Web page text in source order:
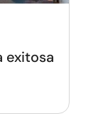
exitosa